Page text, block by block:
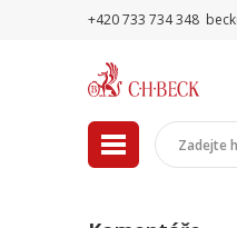
+420 733 734 348